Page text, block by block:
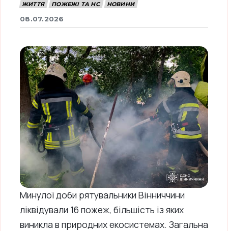
ЖИТТЯ ПОЖЕЖІ ТА НС НОВИНИ
08.07.2026
Минулої доби рятувальники Вінниччини
ліквідували 16 пожеж, більшість із яких
виникла в природних екосистемах. Загальна